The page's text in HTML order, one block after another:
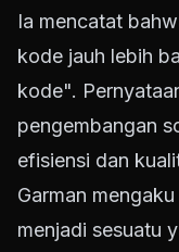
Ia mencatat
kode jauh lebih
kode".
pengembangan
efisiensi dan
Garman
menjadi sesuatu